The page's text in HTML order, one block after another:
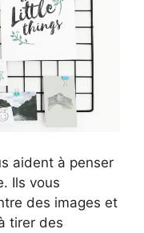
aident à penser
Ils vous
des images et
tirer des